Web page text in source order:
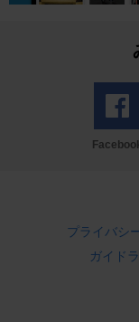
プライバシ
ガイド